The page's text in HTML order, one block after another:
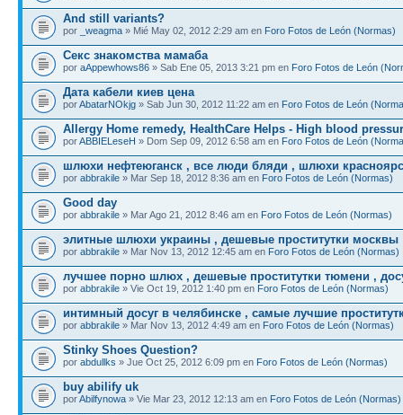
And still variants?
por _weagma » Mié May 02, 2012 2:29 am en Foro Fotos de León (Normas)
Секс знакомства мамаба
por aAppewhows86 » Sab Ene 05, 2013 3:21 pm en Foro Fotos de León
Дата кабели киев цена
porAbatarNOkjg » Sab Jun 30, 2012 11:22 am en Foro Fotos de León
Allergy Home remedy, HealthCare Helps - High blood
porABBIELeseH » Dom Sep 09, 2012 6:58 am en Foro Fotos de León
шлюхи нефтеюганск , все люди бляди , шлюхи
por abbrakile » Mar Sep 18, 2012 8:36 am en Foro Fotos de León (Normas)
Good day
por abbrakile » Mar Ago 21, 2012 8:46 am en Foro Fotos de León (Normas)
элитные шлюхи украины , дешевые проститутки москвы
por abbrakile » Mar Nov 13, 2012 12:45 am en Foro Fotos de León (Normas)
лучшее порно шлюх , дешевые проститутки тюмени ,
por abbrakile » Vie Oct 19, 2012 1:40 pm en Foro Fotos de León (Normas)
интимный досуг в челябинске , самые лучшие
por abbrakile » Mar Nov 13, 2012 4:49 am en Foro Fotos de León (Normas)
Stinky Shoes Question?
por abdullks » Jue Oct 25, 2012 6:09 pm en Foro Fotos de León (Normas)
buy abilify uk
porAbilfynowa » Vie Mar 23, 2012 12:13 am en Foro Fotos de León (Normas)